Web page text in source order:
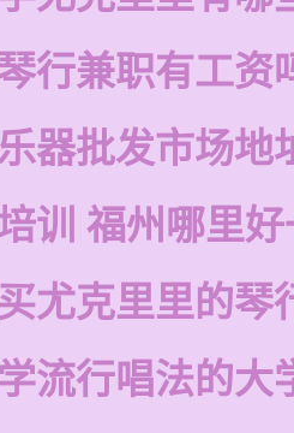
行兼职有工资
器批发市场地
训 福州哪里
尤克里里的琴
流行唱法的大